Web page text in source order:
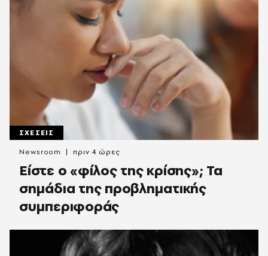
ΣΧΕΣΕΙΣ
Είστε ο «φίλος της κρίσης»; Τα
σημάδια της προβληματικής
συμπεριφοράς
Newsroom πριν 4 ώρες